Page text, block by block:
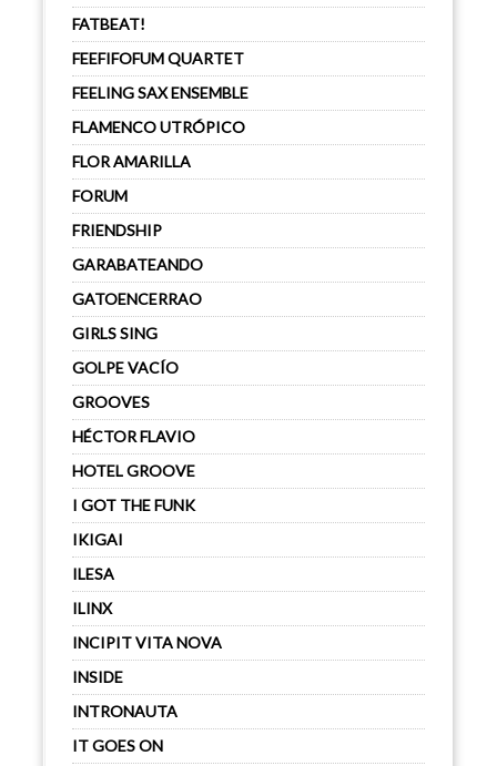
FATBEAT!
FEEFIFOFUM QUARTET
FEELING SAX ENSEMBLE
FLAMENCO UTRÓPICO
FLOR AMARILLA
FORUM
FRIENDSHIP
GARABATEANDO
GATOENCERRAO
GIRLS SING
GOLPE VACÍO
GROOVES
HÉCTOR FLAVIO
HOTEL GROOVE
I GOT THE FUNK
IKIGAI
ILESA
ILINX
INCIPIT VITA NOVA
INSIDE
INTRONAUTA
IT GOES ON